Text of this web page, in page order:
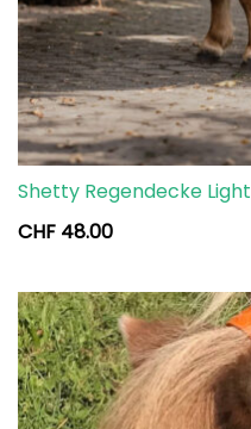
Shetty Regendecke Light
CHF 48.00